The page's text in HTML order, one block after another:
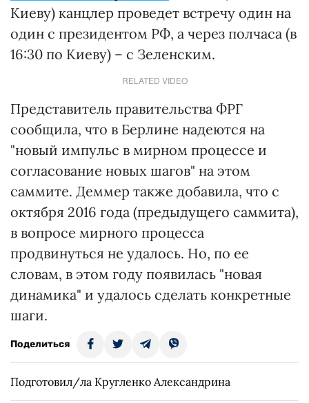
Киеву) канцлер проведет встречу один на
один с президентом РФ, а через полчаса (в
16:30 по Киеву) – с Зеленским.
RELATED VIDEO
Представитель правительства ФРГ
сообщила, что в Берлине надеются на
"новый импульс в мирном процессе и
согласование новых шагов" на этом
саммите. Деммер также добавила, что с
октября 2016 года (предыдущего саммита),
в вопросе мирного процесса
продвинуться не удалось. Но, по ее
словам, в этом году появилась "новая
динамика" и удалось сделать конкретные
шаги.
Поделиться
Подготовил/ла Кругленко Александрина